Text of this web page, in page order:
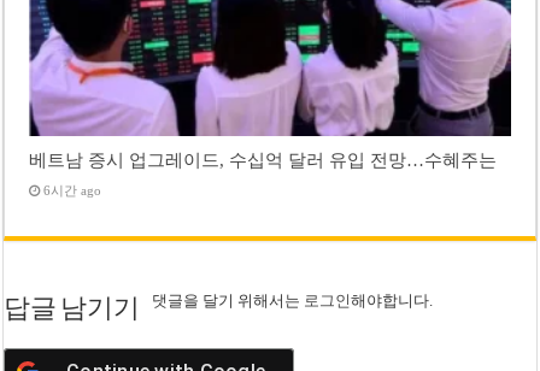
베트남 증시 업그레이드, 수십억 달러 유입 전망…수혜주는
6시간 ago
답글 남기기 댓글을 달기 위해서는 로그인해야합니다.